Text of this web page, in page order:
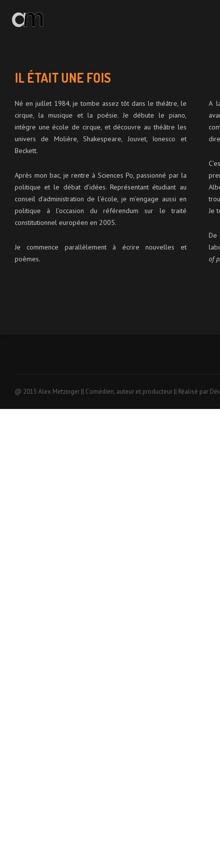
ACTUALITÉS
IMAGES ET SONS
ME CONNAÎTRE
IL ÉTAIT UNE FOIS
Né en juillet 1984, je tombe assez tôt dans le théâtre, le
cirque, la musique et la poésie. Je débute le piano,
intègre une école de cirque, et découvre au théâtre les
univers de Molière, Shakespeare, Jouvet, Ionesco et
Beckett.
Après mon bac, je rentre à Sciences Po, passionné par la
politique et le débat d’idées. Représentant étudiant au
conseil d’administration de l’école, je m’engage aussi en
politique à l’occasion du référendum sur le traité
constitutionnel européen en 2005.
Je commence parallèlement à écrire nouvelles et
poèmes.
A
Je
of
@ 2015 Alex Metzinger || Comédien, auteur et producteur || Réalisé par